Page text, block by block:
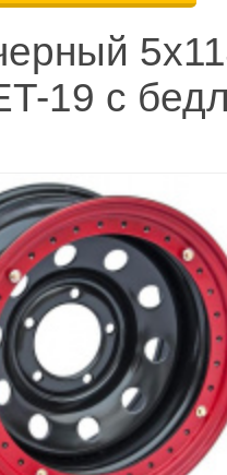
19 с